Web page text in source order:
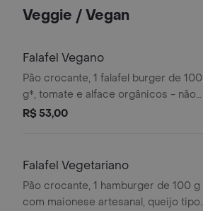
Veggie / Vegan
Falafel Vegano
Pão crocante, 1 falafel burger de 100
g*, tomate e alface orgânicos - não
acompanha batata frita. *peso in
R$ 53,00
Falafel Vegetariano
Pão crocante, 1 hamburger de 100 g
com maionese artesanal, queijo tipo